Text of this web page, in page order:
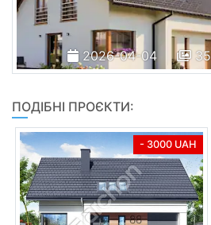
2026-04-04 35
ПОДІБНІ ПРОЄКТИ:
- 3000 UAH